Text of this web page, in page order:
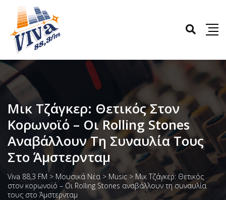
Μικ Τζάγκερ: Θετικός Στον
Κορωνοϊό – Οι Rolling Stones
Αναβάλλουν Τη Συναυλία Τους
Στο Άμστερνταμ
Viva 88,3 FM > Μουσικά Νέα > Music > Μικ Τζάγκερ: Θετικός
στον κορωνοϊό – Οι Rolling Stones αναβάλλουν τη συναυλία
τους στο Άμστερνταμ